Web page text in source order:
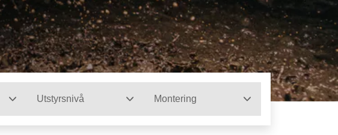
Utstyrsnivå Montering